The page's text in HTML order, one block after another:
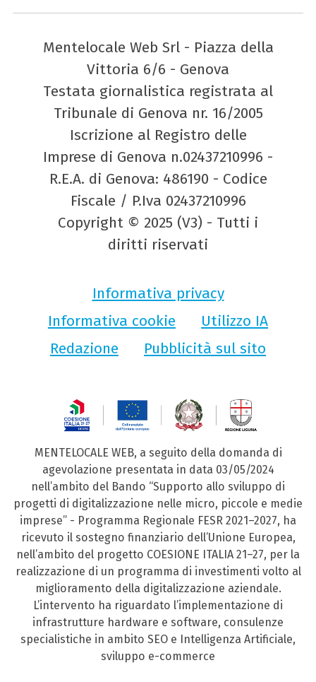
Mentelocale Web Srl - Piazza della
Vittoria 6/6 - Genova
Testata giornalistica registrata al
Tribunale di Genova nr. 16/2005
Iscrizione al Registro delle
Imprese di Genova n.02437210996 -
R.E.A. di Genova: 486190 - Codice
Fiscale / P.Iva 02437210996
Copyright © 2025 (V3) - Tutti i
diritti riservati
Informativa privacy
Informativa cookie
Utilizzo IA
Redazione
Pubblicità sul sito
MENTELOCALE WEB, a seguito della domanda di
agevolazione presentata in data 03/05/2024
nell’ambito del Bando “Supporto allo sviluppo di
progetti di digitalizzazione nelle micro, piccole e medie
imprese” - Programma Regionale FESR 2021–2027, ha
ricevuto il sostegno finanziario dell’Unione Europea,
nell’ambito del progetto COESIONE ITALIA 21–27, per la
realizzazione di un programma di investimenti volto al
miglioramento della digitalizzazione aziendale.
L’intervento ha riguardato l’implementazione di
infrastrutture hardware e software, consulenze
specialistiche in ambito SEO e Intelligenza Artificiale,
sviluppo e-commerce